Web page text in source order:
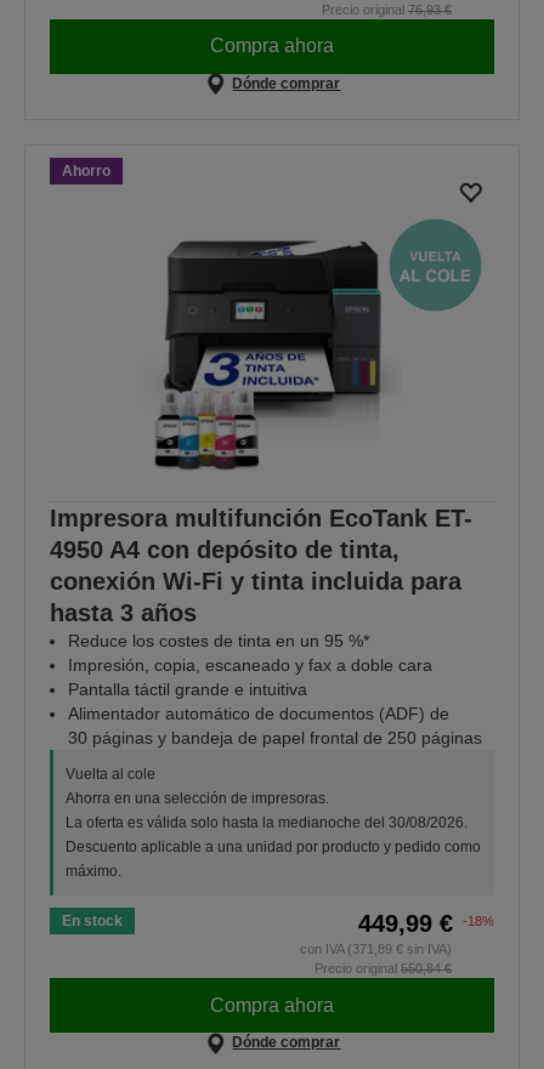
Precio original 76,93 €
Compra ahora
Dónde comprar
Ahorro
Impresora multifunción EcoTank ET-
4950 A4 con depósito de tinta,
conexión Wi-Fi y tinta incluida para
hasta 3 años
Reduce los costes de tinta en un 95 %*
Impresión, copia, escaneado y fax a doble cara
Pantalla táctil grande e intuitiva
Alimentador automático de documentos (ADF) de
30 páginas y bandeja de papel frontal de 250 páginas
Vuelta al cole
Ahorra en una selección de impresoras.
La oferta es válida solo hasta la medianoche del 30/08/2026.
Descuento aplicable a una unidad por producto y pedido como
máximo.
En stock 449,99 €
-18%
con IVA (371,89 € sin IVA)
Precio original 550,84 €
Compra ahora
Dónde comprar